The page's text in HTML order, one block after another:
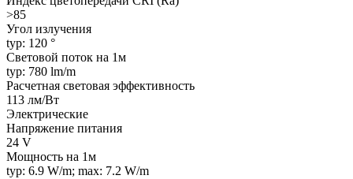
>85
Угол излучения
typ: 120 °
Световой поток на 1м
typ: 780 lm/m
Расчетная световая эффективность
113 лм/Вт
Электрические
Напряжение питания
24 V
Мощность на 1м
typ: 6.9 W/m; max: 7.2 W/m